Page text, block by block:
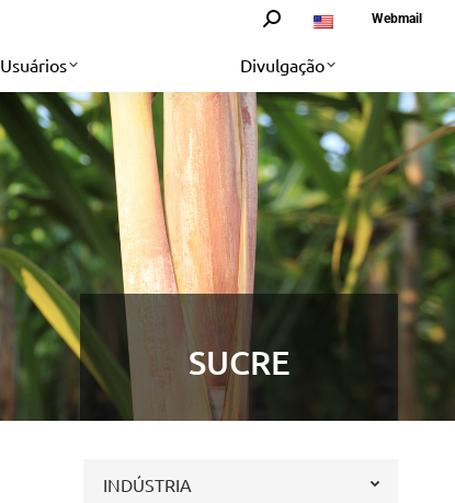
Search: Webmail
Usuários Divulgação
SUCRE
INDÚSTRIA